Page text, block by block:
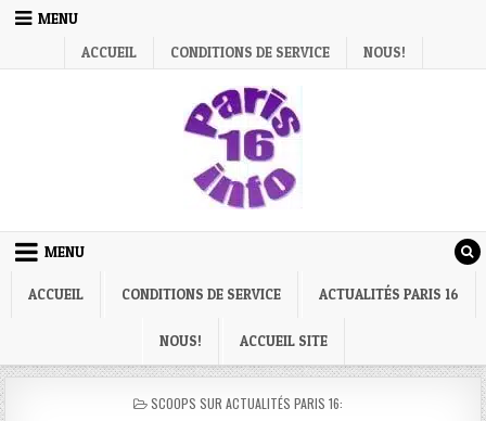
Skip
MENU
ACCUEIL
CONDITIONS DE SERVICE NOUS!
MENU
ACCUEIL CONDITIONS DE SERVICE ACTUALITÉS PARIS 16
NOUS! ACCUEIL SITE
POSTED
SCOOPS SUR ACTUALITÉS PARIS 16: